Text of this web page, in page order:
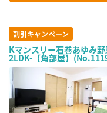
割引キャンペーン
Kマンスリー石巻あゆみ
2LDK-【角部屋】